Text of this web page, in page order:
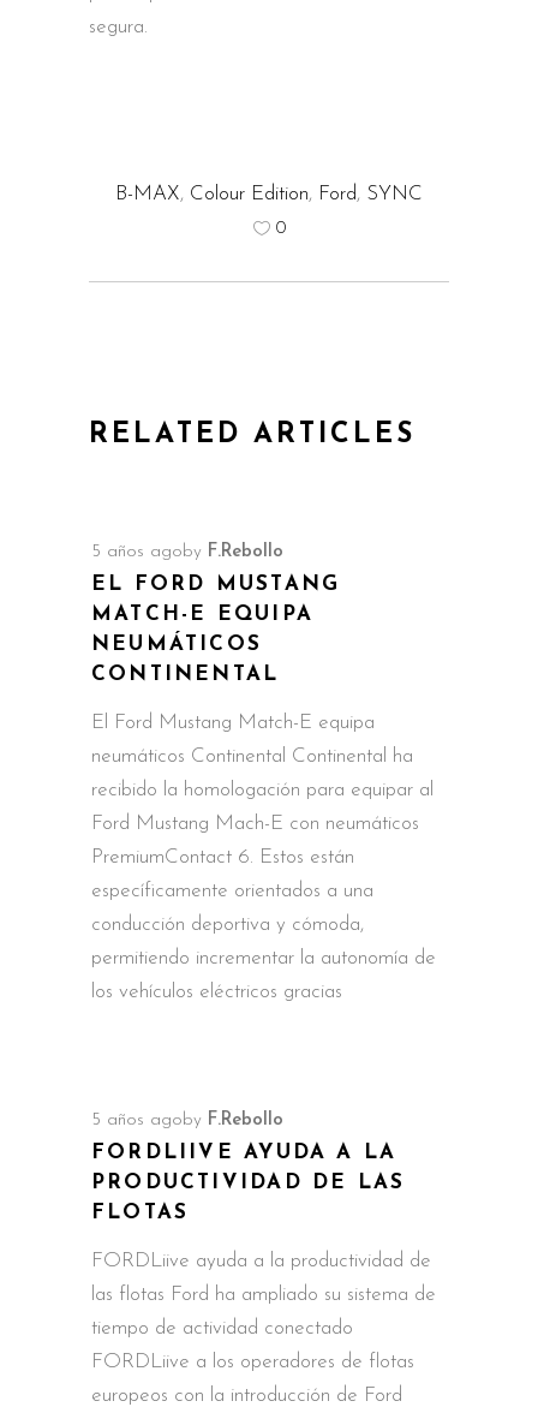
segura.
B-MAX, Colour Edition, Ford, SYNC
0
RELATED ARTICLES
5 años ago by F.Rebollo
EL FORD MUSTANG
MATCH-E EQUIPA
NEUMÁTICOS
CONTINENTAL
El Ford Mustang Match-E equipa
neumáticos Continental Continental ha
recibido la homologación para equipar al
Ford Mustang Mach-E con neumáticos
PremiumContact 6. Estos están
específicamente orientados a una
conducción deportiva y cómoda,
permitiendo incrementar la autonomía de
los vehículos eléctricos gracias
5 años ago by F.Rebollo
FORDLIIVE AYUDA A LA
PRODUCTIVIDAD DE LAS
FLOTAS
FORDLiive ayuda a la productividad de
las flotas Ford ha ampliado su sistema de
tiempo de actividad conectado
FORDLiive a los operadores de flotas
europeos con la introducción de Ford